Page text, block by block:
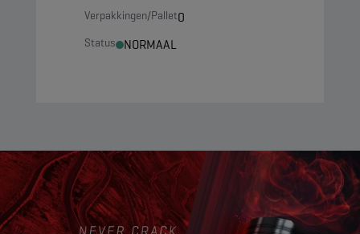
Verpakkingen/Pallet0
Status NORMAAL